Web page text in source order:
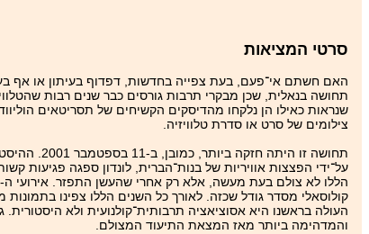
סרטי המציאות
האם חשתם אי־פעם, בעת צפייה בחדשות, דפדוף בעיתון או אף בעת
תחושה בנאלית, שכן מבקרי תרבות גורסים כבר שנים רבות
שנראות כאילו הן נלקחו מהדיסקים הקשיחים של תסריטאים
צילומים של סרט או סדרת טלוויזיה.
תחושה
על־ידי הפצצות אוויריות של בנות־הברית, לונדון ספגה פגיעות
קולוסאלי מסדר גודל שכזה. לאורך כל השנים הללו צפינו
העולה בראשנו היא אסוציאציה תרבותית־קולנועית ולא
והמדהימה ביותר מאז המצאת התיעוד המצולם.